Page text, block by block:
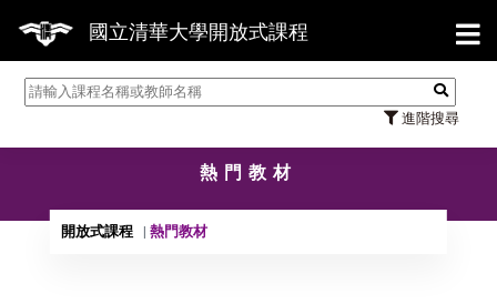
國立清華大學開放式課程
進階搜尋
【
熱門教材
開放式課程 熱門教材